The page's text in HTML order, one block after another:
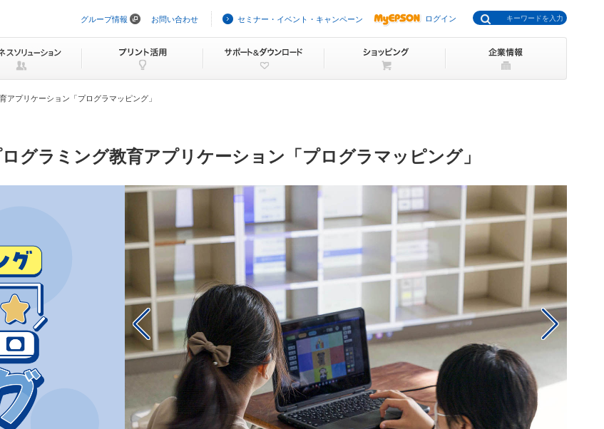
ビ
ョ
ン
プ
グループ情報 お問い合わせ セミナー・イベント・キャンペーン ログイン
アプリケーション「プログラマッピング」
グラミング教育アプリケーション「プログラマッピング」